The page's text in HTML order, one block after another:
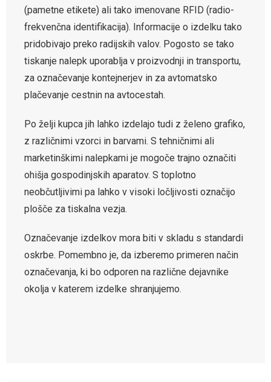
(pametne etikete) ali tako imenovane RFID (radio-
frekvenčna identifikacija). Informacije o izdelku tako
pridobivajo preko radijskih valov. Pogosto se tako
tiskanje nalepk uporablja v proizvodnji in transportu,
za označevanje kontejnerjev in za avtomatsko
plačevanje cestnin na avtocestah.
Po želji kupca jih lahko izdelajo tudi z želeno grafiko,
z različnimi vzorci in barvami. S tehničnimi ali
marketinškimi nalepkami je mogoče trajno označiti
ohišja gospodinjskih aparatov. S toplotno
neobčutljivimi pa lahko v visoki ločljivosti označijo
plošče za tiskalna vezja.
Označevanje izdelkov mora biti v skladu s standardi
oskrbe. Pomembno je, da izberemo primeren način
označevanja, ki bo odporen na različne dejavnike
okolja v katerem izdelke shranjujemo.